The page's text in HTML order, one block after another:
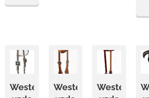
WesternováWesternováWesternová